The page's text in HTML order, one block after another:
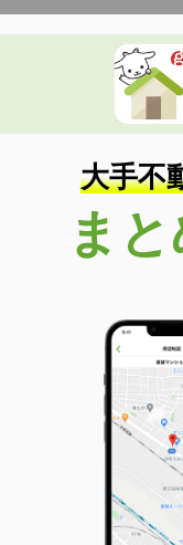
大手不
ま